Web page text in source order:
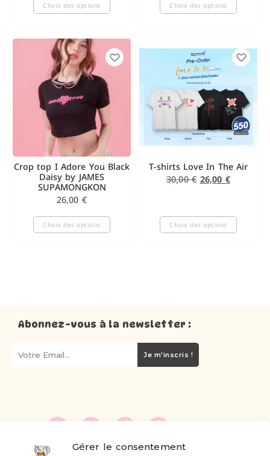
Gérer le consentement
Choix des options Choix des options
Crop top I Adore You Black
Daisy by JAMES
SUPAMONGKON
26,00 €
Choix des options
T-shirts Love In The Air
30,00€ 26,00 €
Choix des options
Abonnez-vous à la newsletter :
Je m'inscris !